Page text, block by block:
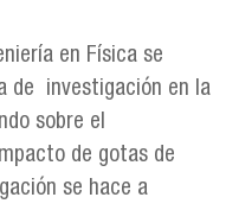
en Física se
de investigación en la
sobre el
de gotas de
se hace a